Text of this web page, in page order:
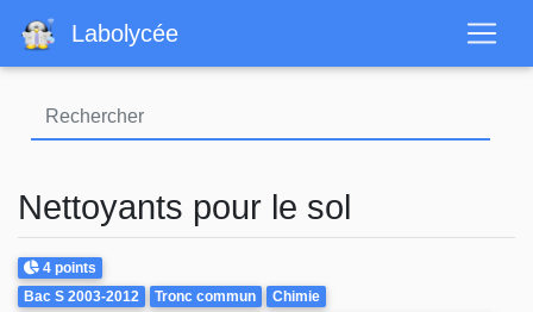
contenu
Labolycée
Nettoyants pour le sol
Points
4 points
Theme
Bac S 2003-2012 Tronc commun
Chimie